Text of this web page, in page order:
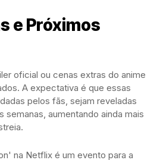
e Próximos
oficial ou cenas extras do anime
A expectativa é que essas
pelos fãs, sejam reveladas
semanas, aumentando ainda mais
na Netflix é um evento para a